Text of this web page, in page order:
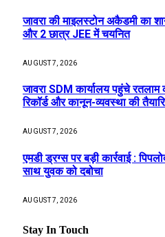
जावरा की माइलस्टोन अकैडमी का
और 2 छात्र JEE में चयनित
AUGUST 7, 2026
जावरा SDM कार्यालय पहुंचे
रिकॉर्ड और कानून-व्यवस्था की
AUGUST 7, 2026
एमडी ड्रग्स पर बड़ी कार्रवाई :
साथ युवक को दबोचा
AUGUST 7, 2026
Stay In Touch